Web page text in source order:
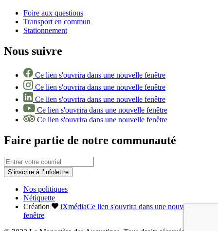
Foire aux questions
Transport en commun
Stationnement
Nous suivre
Ce lien s'ouvrira dans une nouvelle fenêtre
Ce lien s'ouvrira dans une nouvelle fenêtre
Ce lien s'ouvrira dans une nouvelle fenêtre
Ce lien s'ouvrira dans une nouvelle fenêtre
Ce lien s'ouvrira dans une nouvelle fenêtre
Faire partie de notre communauté
S’inscrire à l’infolettre
Nos politiques
Nétiquette
Création
iXmédiaCe lien s'ouvrira dans une nouvelle
fenêtre